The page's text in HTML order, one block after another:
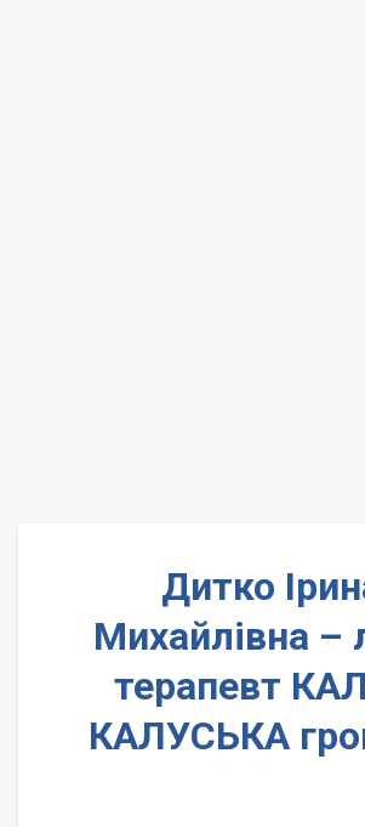
Дитко
Михайлівна –
терапевт
КАЛУСЬКА